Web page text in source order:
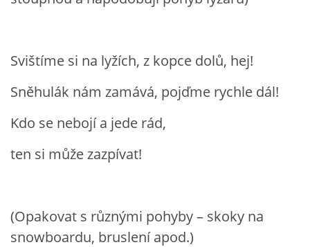
Svištíme si na lyžích, z kopce dolů, hej!
Sněhulák nám zamává, pojďme rychle dál!
Kdo se nebojí a jede rád,
ten si může zazpívat!
(Opakovat s různými pohyby – skoky na
snowboardu, bruslení apod.)